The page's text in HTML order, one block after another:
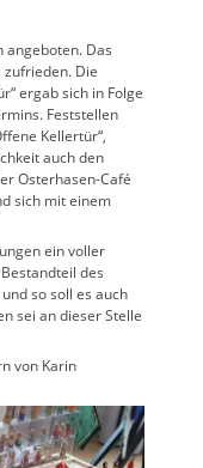
angeboten. Das
Die
ergab sich in Folge
Feststellen
Kellertür“,
auch den
Osterhasen-Café
sich mit einem
ein voller
des
so soll es auch
sei an dieser Stelle
von Karin